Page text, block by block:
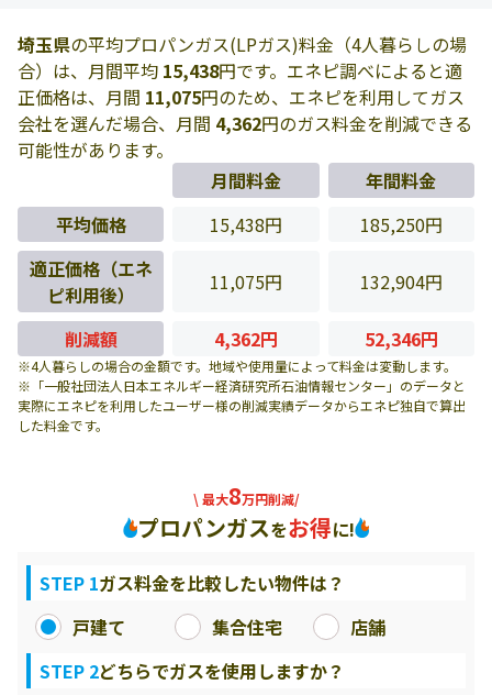
埼玉県の平均プロパンガス(LPガス)料金（4人暮らしの場
合）は、月間平均 15,438円です。エネピ調べによると適
正価格は、月間 11,075円のため、エネピを利用してガス
会社を選んだ場合、月間 4,362円のガス料金を削減できる
可能性があります。
月間料金
年間料金
平均価格
15,438円
185,250円
適正価格（エネ
ピ利用後）
11,075円 132,904円
削減額 4,362円 52,346円
※4人暮らしの場合の金額です。地域や使用量によって料金は変動します。
※「一般社団法人日本エネルギー経済研究所石油情報センター」のデータと
実際にエネピを利用したユーザー様の削減実績データからエネピ独自で算出
した料金です。
\ 最大8万円削減/
プロパンガスをお得に!
STEP 1ガス料金を比較したい物件は？
戸建て
集合住宅
店舗
STEP 2どちらでガスを使用しますか？